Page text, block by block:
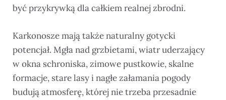
być przykrywką dla całkiem realnej zbrodni.
Karkonosze mają także naturalny gotycki
potencjał. Mgła nad grzbietami, wiatr uderzający
w okna schroniska, zimowe pustkowie, skalne
formacje, stare lasy i nagłe załamania pogody
budują atmosferę, której nie trzeba przesadnie